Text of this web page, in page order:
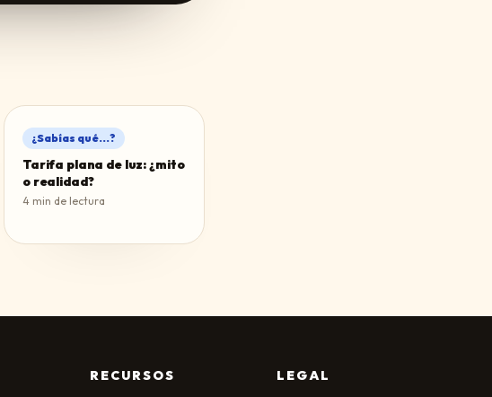
¿Sabías qué...?
Tarifa plana de luz: ¿mito
o realidad?
4 min de lectura
RECURSOS
LEGAL